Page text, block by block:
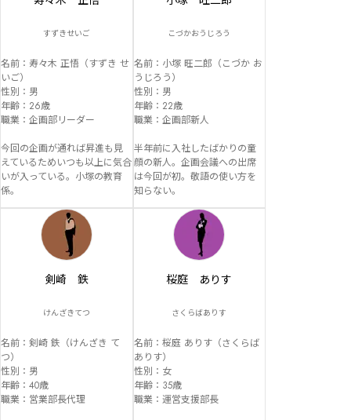
すずきせいご
名前：寿々木 正悟（すずき せ
いご）
性別：男
年齢：26歳
職業：企画部リーダー
今回の企画が通れば昇進も見
えているためいつも以上に気合
いが入っている。小塚の教育
係。
こづかおうじろう
名前：小塚 旺二郎（こづか お
うじろう）
性別：男
年齢：22歳
職業：企画部新人
半年前に入社したばかりの童
顔の新人。企画会議への出席
は今回が初。敬語の使い方を
知らない。
剣崎 鉄
けんざきてつ
名前：剣崎 鉄（けんざき て
つ）
性別：男
年齢：40歳
職業：営業部長代理
桜庭 ありす
さくらばありす
名前：桜庭 ありす（さくらば
ありす）
性別：女
年齢：35歳
職業：運営支援部長